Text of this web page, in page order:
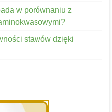
w porównaniu z
stawów dzięki